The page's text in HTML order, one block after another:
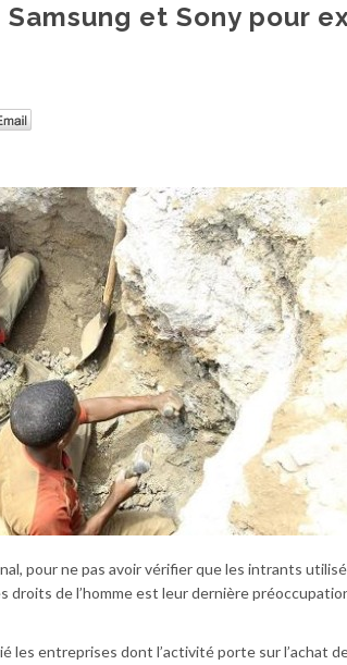
et Sony pour
pour ne pas avoir vérifier que les intrants
droits de l’homme est leur dernière
les entreprises dont l’activité porte sur l’achat